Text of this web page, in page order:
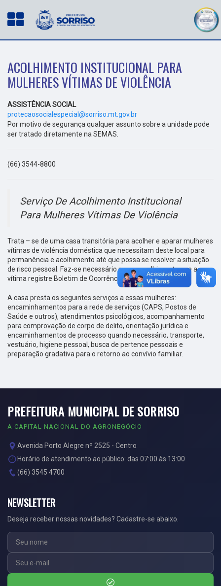
ACOLHIMENTO INSTITUCIONAL PARA
MULHERES VÍTIMAS DE VIOLÊNCIA
ASSISTÊNCIA SOCIAL
protecaosocialespecial@sorriso.mt.gov.br
Por motivo de segurança qualquer assunto sobre a unidade pode
ser tratado diretamente na SEMAS.
(66) 3544-8800
Serviço De Acolhimento Institucional
Para Mulheres Vítimas De Violência
Trata – se de uma casa transitória para acolher e apararmulheres
vítimas de violência doméstica que necessitam deste local para
permanência e acolhimento até que possa se resolver a situação
de risco pessoal. Faz-se necessário para o acolhimento que a
vítima registre Boletim de Ocorrência.
A casa presta os seguintes serviços a essas mulheres:
encaminhamentos para a rede de serviços (CAPS, Postos de
Saúde e outros), atendimentos psicológicos, acompanhamento
para comprovação de corpo de delito, orientação jurídica e
encaminhamentos de processo quando necessário, transporte,
vestuário, higiene pessoal, busca de pertence pessoais e
preparação gradativa para o retorno ao convívio familiar.
PREFEITURA MUNICIPAL DE SORRISO
A CAPITAL NACIONAL DO AGRONEGÓCIO
Avenida Porto Alegre nº 2525 - Centro
Horário de atendimento ao público: das 07:00 às 13:00
(66) 3545 4700
NEWSLETTER
Deseja receber nossas novidades? Cadastre-se abaixo.